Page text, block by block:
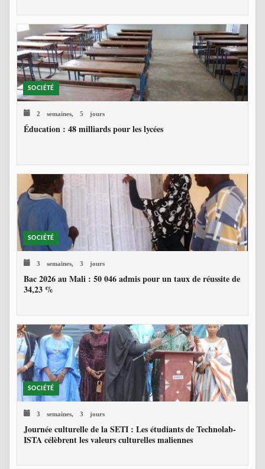
SOCIÉTÉ
2 semaines, 5 jours
Éducation : 48 milliards pour les lycées
SOCIÉTÉ
3 semaines, 3 jours
Bac 2026 au Mali : 50 046 admis pour un taux de réussite de
34,23 %
SOCIÉTÉ
3 semaines, 3 jours
Journée culturelle de la SETI : Les étudiants de Technolab-
ISTA célèbrent les valeurs culturelles maliennes